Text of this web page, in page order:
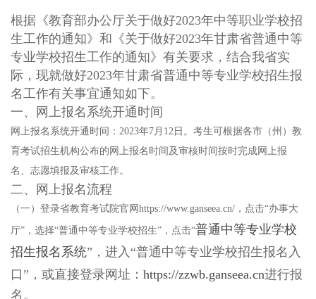
根据《教育部办公厅关于做好2023年中等职业学校招
生工作的通知》和《关于做好2023年甘肃省普通中等
专业学校招生工作的通知》有关要求，结合我省实
际，现就做好2023年甘肃省普通中等专业学校招生报
名工作有关事宜通知如下。
一、网上报名系统开通时间
网上报名系统开通时间：2023年7月12日。考生可根据各市（州）教
育考试招生机构公布的网上报名时间及审核时间按时完成网上报
名、志愿填报及审核工作。
二、网上报名流程
（一）登录省教育考试院官网https://www.ganseea.cn/，点击“办事大
厅”，选择“普通中等专业学校招生”，点击“普通中等专业学校
招生报名系统”，进入“普通中等专业学校招生报名入
口”，或直接登录网址： https://zzwb.ganseea.cn进行报
名。